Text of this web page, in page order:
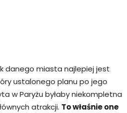
danego miasta najlepiej jest
ustalonego planu po jego
w Paryżu byłaby niekompletna
atrakcji. To właśnie one